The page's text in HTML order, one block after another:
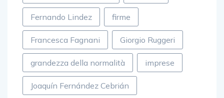
Fernando Lindez firme
Francesca Fagnani Giorgio Ruggeri
grandezza della normalità imprese
Joaquín Fernández Cebrián